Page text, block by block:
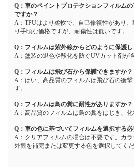
Q：車のペイントプロテクションフィルム
ですか？
A：TPUはより柔軟で、自己修復性があり
り手頃な価格ですが、耐傷性は低いです。
Q：フィルムは紫外線からどのように保護し
A：塗装の退色や酸化を防ぐUVカット剤が
Q：フィルムは飛び石から保護できますか？
A：はい、高品質のフィルムは飛び石の衝
す。
Q：フィルムは鳥の糞に耐性がありますか？
A：高品質のフィルムは鳥の糞をはじき、化
Q：車の色に基づいてフィルムを選択する必
A：クリアフィルムの場合は不要です。カ
外観を補完または変更する色を選択してくだ